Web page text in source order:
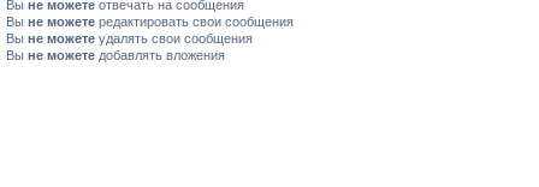
Вы не можете отвечать на сообщения
Вы не можете редактировать свои сообщения
Вы не можете удалять свои сообщения
Вы не можете добавлять вложения